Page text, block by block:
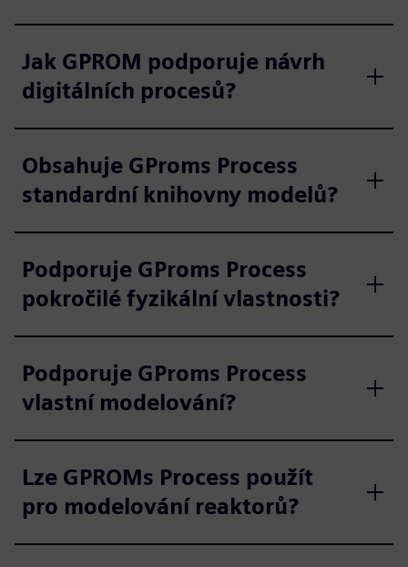
Jak GPROM podporuje návrh
digitálních procesů?
Obsahuje GProms Process
standardní knihovny modelů?
Podporuje GProms Process
pokročilé fyzikální vlastnosti?
Podporuje GProms Process
vlastní modelování?
Lze GPROMs Process použít
pro modelování reaktorů?